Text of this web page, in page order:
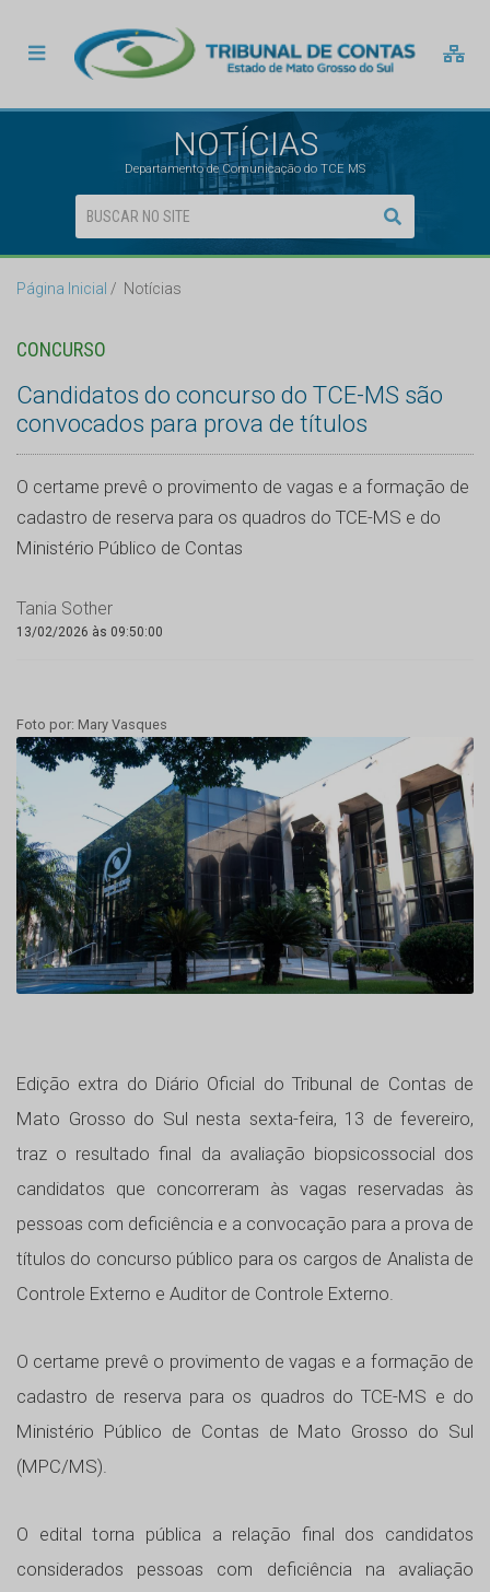
NOTÍCIAS
Departamento de Comunicação do TCE MS
Página Inicial Notícias
CONCURSO
Candidatos do concurso do TCE-MS são
convocados para prova de títulos
O certame prevê o provimento de vagas e a formação de
cadastro de reserva para os quadros do TCE-MS e do
Ministério Público de Contas
Tania Sother
13/02/2026 às 09:50:00
Foto por: Mary Vasques
Edição extra do Diário Oficial do Tribunal de Contas de
Mato Grosso do Sul nesta sexta-feira, 13 de fevereiro,
traz o resultado final da avaliação biopsicossocial dos
candidatos que concorreram às vagas reservadas às
pessoas com deficiência e a convocação para a prova de
títulos do concurso público para os cargos de Analista de
Controle Externo e Auditor de Controle Externo.
O certame prevê o provimento de vagas e a formação de
cadastro de reserva para os quadros do TCE-MS e do
Ministério Público de Contas de Mato Grosso do Sul
(MPC/MS).
O edital torna pública a relação final dos candidatos
considerados pessoas com deficiência na avaliação